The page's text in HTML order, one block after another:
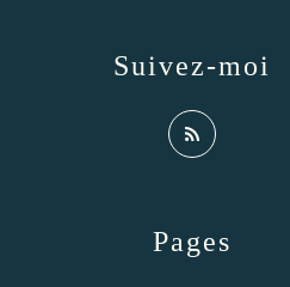
Pages
Suivez-moi